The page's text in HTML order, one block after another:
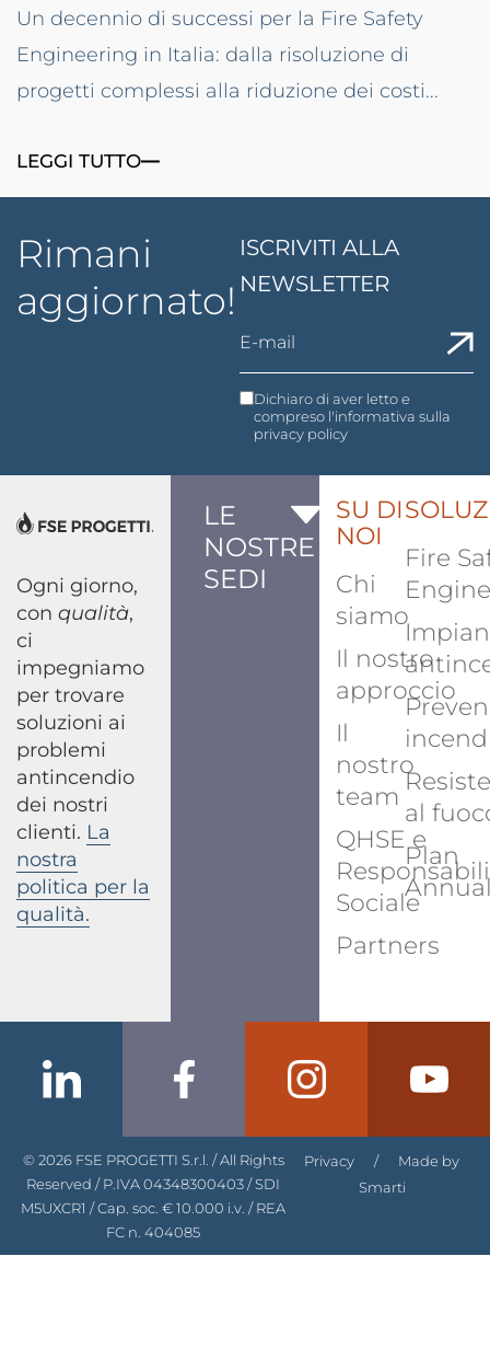
Un decennio di successi per la Fire Safety
Engineering in Italia: dalla risoluzione di
progetti complessi alla riduzione dei costi...
LEGGI TUTTO
Rimani
aggiornato!
ISCRIVITI ALLA
NEWSLETTER
Dichiaro di aver letto e
compreso l'informativa sulla
privacy policy
Ogni giorno,
con qualità,
ci
impegniamo
per trovare
soluzioni ai
problemi
antincendio
dei nostri
clienti. La
nostra
politica per la
qualità.
LE
NOSTRE
SEDI
SU DI
NOI
Chi
siamo
Il nostro
approccio
Il
nostro
team
QHSE e
Sociale
Partners
Fire
al
Plan
© 2026 FSE PROGETTI S.r.l. / All Rights
Reserved / P.IVA 04348300403 / SDI
M5UXCR1 / Cap. soc. € 10.000 i.v. / REA
FC n. 404085
Privacy / Made by
Smarti